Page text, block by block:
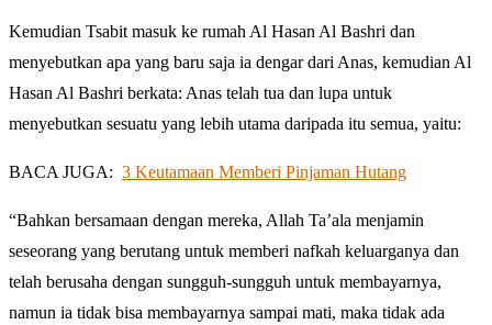
Kemudian Tsabit masuk ke rumah Al Hasan Al Bashri dan
menyebutkan apa yang baru saja ia dengar dari Anas, kemudian Al
Hasan Al Bashri berkata: Anas telah tua dan lupa untuk
menyebutkan sesuatu yang lebih utama daripada itu semua, yaitu:
BACA JUGA: 3 Keutamaan Memberi Pinjaman Hutang
“Bahkan bersamaan dengan mereka, Allah Ta’ala menjamin
seseorang yang berutang untuk memberi nafkah keluarganya dan
telah berusaha dengan sungguh-sungguh untuk membayarnya,
namun ia tidak bisa membayarnya sampai mati, maka tidak ada